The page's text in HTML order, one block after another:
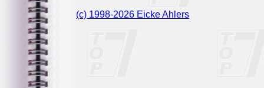
(c) 1998-2026 Eicke Ahlers